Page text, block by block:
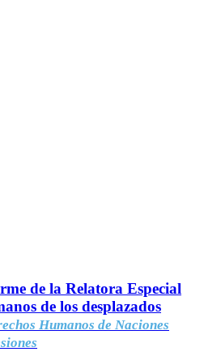
de la Relatora Especial
de los desplazados
Humanos de Naciones